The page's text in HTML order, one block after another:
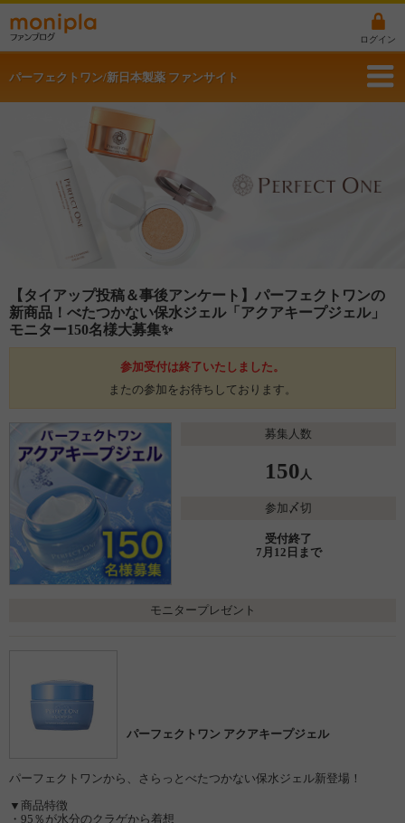
ログイン
パーフェクトワン/新日本製薬 ファンサイト
【タイアップ投稿＆事後アンケート】パーフェクトワンの
新商品！べたつかない保水ジェル「アクアキープジェル」
モニター150名様大募集✨
参加受付は終了いたしました。
またの参加をお待ちしております。
募集人数
150 人
参加〆切
受付終了
7月12日まで
モニタープレゼント
パーフェクトワン アクアキープジェル
パーフェクトワンから、さらっとべたつかない保水ジェル新登場！
▼商品特徴
・95％が水分のクラゲから着想